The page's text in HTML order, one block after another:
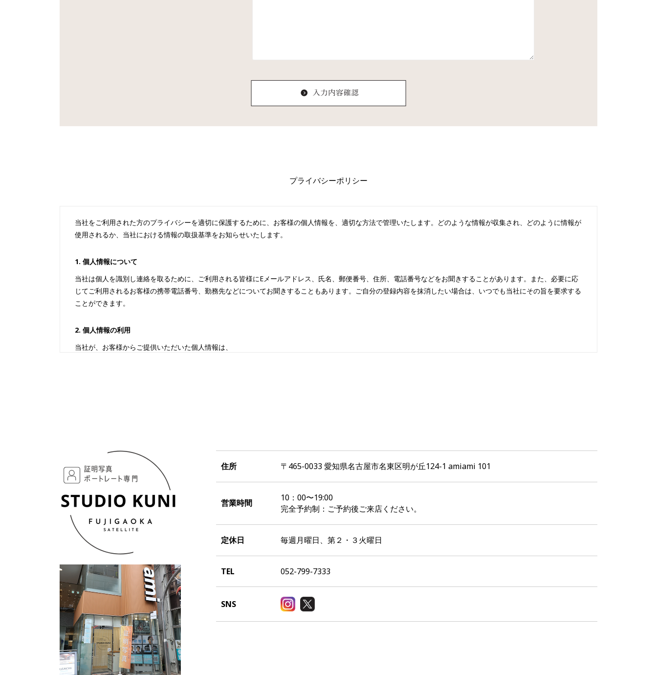
プライバシーポリシー
当社をご利用された方のプライバシーを適切に保護するために、お客様の個人情報を、適切な方法で管理いたします。どのような情報が収集され、どのように情報が
使用されるか、当社における情報の取扱基準をお知らせいたします。
1. 個人情報について
当社は個人を識別し連絡を取るために、ご利用される皆様にEメールアドレス、氏名、郵便番号、住所、電話番号などをお聞きすることがあります。また、必要に応
じてご利用されるお客様の携帯電話番号、勤務先などについてお聞きすることもあります。ご自分の登録内容を抹消したい場合は、いつでも当社にその旨を要求する
ことができます。
2. 個人情報の利用
当社が、お客様からご提供いただいた個人情報は、
当社は、ご本人様のご承諾がない限り、登録された個人情報を第三者に開示しません。法律に基づき開示しなければならない場合や、他のご利用者の皆様、当社など
の権利・財産・安全などを保護・防御するために必要であると合理的に判断できる場合には、個人情報を開示することがあります。個人情報を統計的に処理した集約
情報を公表することがあります。これには、個々の利用者を識別できる情報は含まれません。
当社は、お客様からお預かりした個人情報を、紛失、破壊、社外への不正な流出、改ざん、不正アクセスから保護するために、社内規程を整備し、合理的な安全対策
を講じます。なお、当社は、お客様が本サイトでの利用目的を達成されたのち、一定期間ご利用がなく個人情報を保管する必要がなくなったと判断した場合、個人情
報の流出などを防止するため、お客様の個人情報を消去する場合がございます。
5. ご注意
当サイトは、外部のサイトへのリンクを含んでいます。
リンク先のサイトにおける個人情報保護や、サイトの内容に関して責任を負いかねます。
6. 個人情報に関するご意見・お問い合わせ
個人情報等の取扱いについてお客様に十分なご理解をいただくことは大変重要です。上記内容についてのご意見、ご質問がございましたらご連絡くださいますようお
願いいたします。
住所 〒465-0033 愛知県名古屋市名東区明が丘124-1 amiami 101
営業時間
10：00〜19:00
完全予約制：ご予約後ご来店ください。
定休日 毎週月曜日、第２・３火曜日
TEL 052-799-7333
SNS